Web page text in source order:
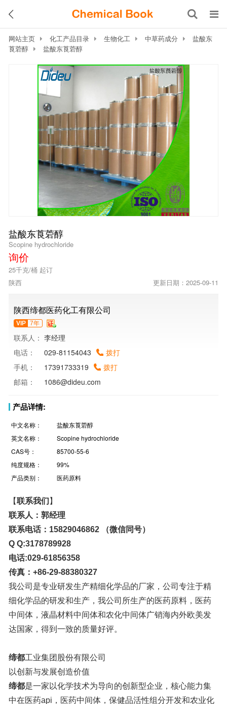
网站主页 化工产品目录 生物化工 中草药成分
盐酸东
莨菪醇
盐酸东莨菪醇
盐酸东莨菪醇
Scopine hydrochloride
询价
25千克/桶 起订
陕西
更新日期：2025-09-11
陕西缔都医药化工有限公司
VIP 7年
联系人： 李经理
电话：
029-81154043
拨打
手机：
17391733319
拨打
邮箱：
1086@dideu.com
产品详情:
中文名称：
盐酸东莨菪醇
英文名称：
Scopine hydrochloride
CAS号：
85700-55-6
纯度规格：
99%
产品类别：
医药原料
【联系我们 】
联系人：郭经理
联系电话： 15829046862
（微信同号）
Q Q:3178789928
电话:029-61856358
传真： +86-29-88380327
我公司是专业研发生产精细化学品的厂家，公司专注于精
细化学品的研发和生产，我公司所生产的医药原料，医药
中间体，液晶材料中间体和农化中间体广销海内外欧美发
达国家，得到一致的质量好评。
缔都工业集团股份有限公司
以创新与发展创造价值
缔都是一家以化学技术为导向的创新型企业，核心能力集
中在医药api，医药中间体，保健品活性组分开发和农业化